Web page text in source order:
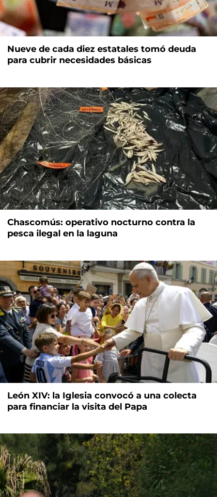
Nueve de cada diez estatales tomó deuda
para cubrir necesidades básicas
Chascomús: operativo nocturno contra la
pesca ilegal en la laguna
León XIV: la Iglesia convocó a una colecta
para financiar la visita del Papa